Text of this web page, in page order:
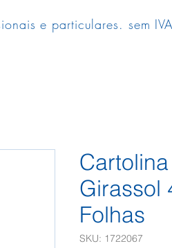
e particulares. sem
Girassol
Folhas
SKU: 1722067